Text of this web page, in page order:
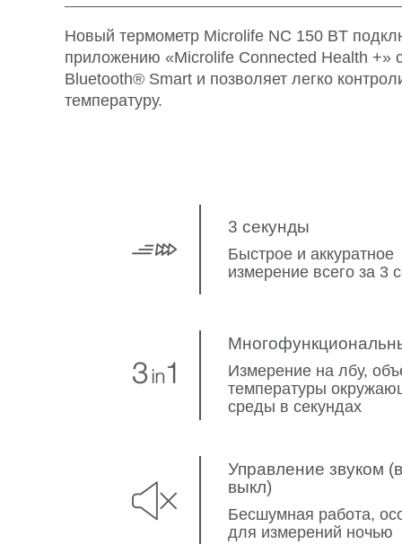
Новый термометр Microlife NC 150 BT
приложению «Microlife Connected Health +»
Bluetooth® Smart и позволяет легко
температуру.
3 секунды
Быстрое и аккуратное
измерение всего за 3
Измерение на лбу,
температуры
среды в секундах
Управление звуком
выкл)
Бесшумная работа,
для измерений ночью